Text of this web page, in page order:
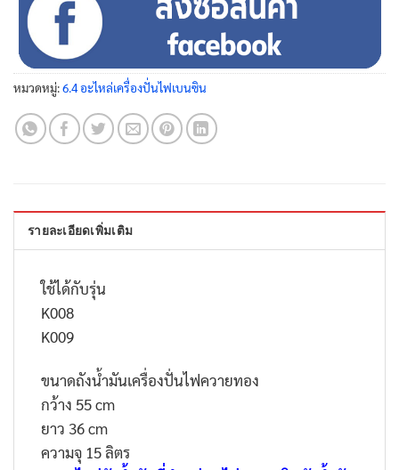
หมวดหมู่:6.4 อะไหล่เครื่องปั่นไฟเบนซิน
รายละเอียดเพิ่มเติม
ใช้ได้กับรุ่น
K008
K009
ขนาดถังน้ำมันเครื่องปั่นไฟควายทอง
กว้าง 55 cm
ยาว 36 cm
ความจุ 15 ลิตร